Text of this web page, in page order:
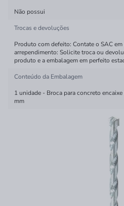
Não possui
Trocas e devoluções
Produto com defeito: Contate o SAC
arrependimento: Solicite troca ou
produto e a embalagem em perfeito
Conteúdo da Embalagem
1 unidade - Broca para concreto
mm